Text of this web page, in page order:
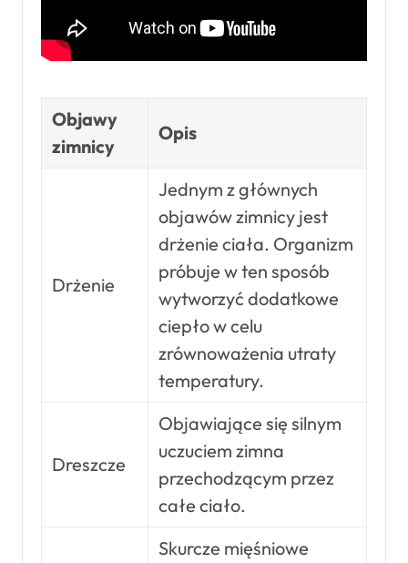
Objawy
zimnicy
Opis
Drżenie
Jednym z głównych
objawów zimnicy jest
drżenie ciała. Organizm
próbuje w ten sposób
wytworzyć dodatkowe
ciepło w celu
zrównoważenia utraty
temperatury.
Dreszcze
Objawiające się silnym
uczuciem zimna
przechodzącym przez
całe ciało.
Skurcze mięśniowe